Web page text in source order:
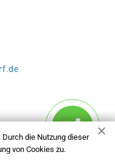
die Nutzung dieser
von Cookies zu.
Alle Rechte